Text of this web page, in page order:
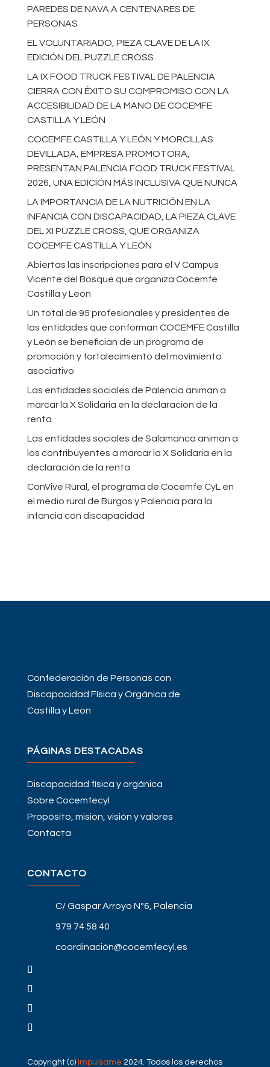
PAREDES DE NAVA A CENTENARES DE
PERSONAS
EL VOLUNTARIADO, PIEZA CLAVE DE LA IX
EDICIÓN DEL PUZZLE CROSS
LA IX FOOD TRUCK FESTIVAL DE PALENCIA
CIERRA CON ÉXITO SU COMPROMISO CON LA
ACCESIBILIDAD DE LA MANO DE COCEMFE
CASTILLA Y LEÓN
COCEMFE CASTILLA Y LEÓN Y MORCILLAS
DEVILLADA, EMPRESA PROMOTORA,
PRESENTAN PALENCIA FOOD TRUCK FESTIVAL
2026, UNA EDICIÓN MÁS INCLUSIVA QUE NUNCA
LA IMPORTANCIA DE LA NUTRICIÓN EN LA
INFANCIA CON DISCAPACIDAD, LA PIEZA CLAVE
DEL XI PUZZLE CROSS, QUE ORGANIZA
COCEMFE CASTILLA Y LEÓN
Abiertas las inscripciones para el V Campus
Vicente del Bosque que organiza Cocemfe
Castilla y León
Un total de 95 profesionales y presidentes de
las entidades que conforman COCEMFE Castilla
y León se benefician de un programa de
promoción y fortalecimiento del movimiento
asociativo
Las entidades sociales de Palencia animan a
marcar la X Solidaria en la declaración de la
renta.
Las entidades sociales de Salamanca animan a
los contribuyentes a marcar la X Solidaria en la
declaración de la renta
ConVive Rural, el programa de Cocemfe CyL en
el medio rural de Burgos y Palencia para la
infancia con discapacidad
Confederación de Personas con
Discapacidad Física y Orgánica de
Castilla y Leon
PÁGINAS DESTACADAS
Discapacidad física y orgánica
Sobre Cocemfecyl
Propósito, misión, visión y valores
Contacta
CONTACTO
C/ Gaspar Arroyo Nº6, Palencia
979 74 58 40
coordinación@cocemfecyl.es
Copyright (c) Impulsame 2024. Todos los derechos